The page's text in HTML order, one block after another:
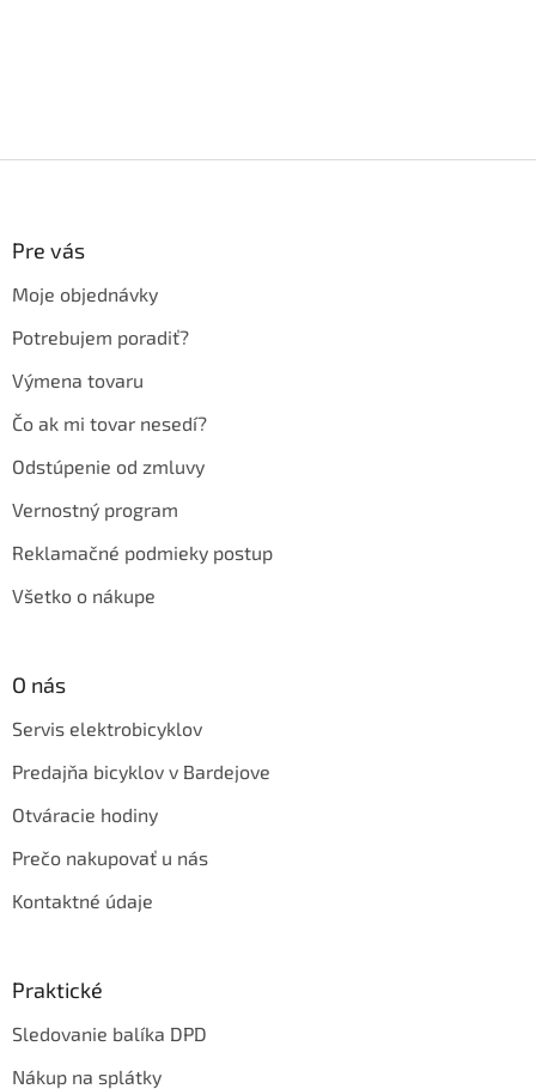
Pre vás
Moje objednávky
Potrebujem poradiť?
Výmena tovaru
Čo ak mi tovar nesedí?
Odstúpenie od zmluvy
Vernostný program
Reklamačné podmieky postup
Všetko o nákupe
O nás
Servis elektrobicyklov
Predajňa bicyklov v Bardejove
Otváracie hodiny
Prečo nakupovať u nás
Kontaktné údaje
Praktické
Sledovanie balíka DPD
Nákup na splátky